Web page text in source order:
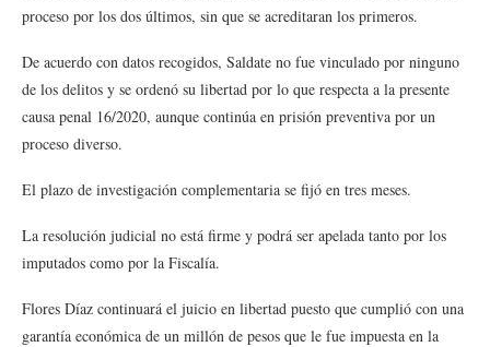
proceso por los dos últimos, sin que se acreditaran los primeros.
De acuerdo con datos recogidos, Saldate no fue vinculado por ninguno
de los delitos y se ordenó su libertad por lo que respecta a la presente
causa penal 16/2020, aunque continúa en prisión preventiva por un
proceso diverso.
El plazo de investigación complementaria se fijó en tres meses.
La resolución judicial no está firme y podrá ser apelada tanto por los
imputados como por la Fiscalía.
Flores Díaz continuará el juicio en libertad puesto que cumplió con una
garantía económica de un millón de pesos que le fue impuesta en la